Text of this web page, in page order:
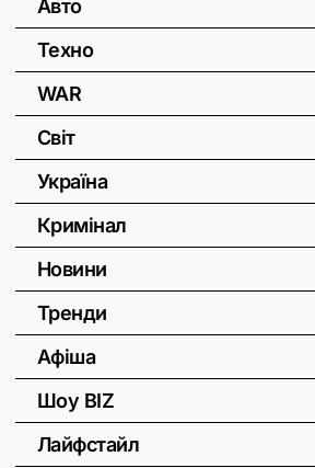
Авто
Техно
WAR
Світ
Україна
Кримінал
Новини
Тренди
Афіша
Шоу BIZ
Лайфстайл